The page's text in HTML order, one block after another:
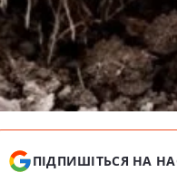
ПІДПИШІТЬСЯ НА